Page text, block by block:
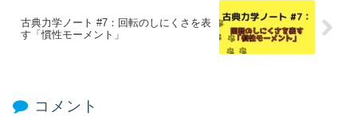
古典力学ノート #7：回転のしにくさを表
す「慣性モーメント」
コメント